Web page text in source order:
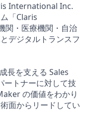
International Inc.
「Claris
関・医療機関・自治
デジタルトランスフ
長を支える Sales
ートナーに対して技
の価値をわかり
面からリードしてい